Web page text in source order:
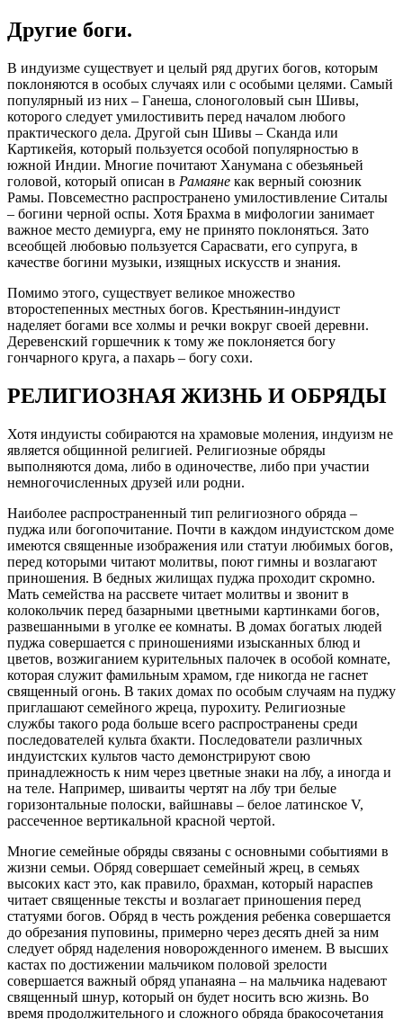
Другие боги.
В индуизме существует и целый ряд других богов, которым
поклоняются в особых случаях или с особыми целями. Самый
популярный из них – Ганеша, слоноголовый сын Шивы,
которого следует умилостивить перед началом любого
практического дела. Другой сын Шивы – Сканда или
Картикейя, который пользуется особой популярностью в
южной Индии. Многие почитают Ханумана с обезьяньей
головой, который описан в Рамаяне как верный союзник
Рамы. Повсеместно распространено умилостивление Ситалы
– богини черной оспы. Хотя Брахма в мифологии занимает
важное место демиурга, ему не принято поклоняться. Зато
всеобщей любовью пользуется Сарасвати, его супруга, в
качестве богини музыки, изящных искусств и знания.
Помимо этого, существует великое множество
второстепенных местных богов. Крестьянин-индуист
наделяет богами все холмы и речки вокруг своей деревни.
Деревенский горшечник к тому же поклоняется богу
гончарного круга, а пахарь – богу сохи.
РЕЛИГИОЗНАЯ ЖИЗНЬ И ОБРЯДЫ
Хотя индуисты собираются на храмовые моления, индуизм не
является общинной религией. Религиозные обряды
выполняются дома, либо в одиночестве, либо при участии
немногочисленных друзей или родни.
Наиболее распространенный тип религиозного обряда –
пуджа или богопочитание. Почти в каждом индуистском доме
имеются священные изображения или статуи любимых богов,
перед которыми читают молитвы, поют гимны и возлагают
приношения. В бедных жилищах пуджа проходит скромно.
Мать семейства на рассвете читает молитвы и звонит в
колокольчик перед базарными цветными картинками богов,
развешанными в уголке ее комнаты. В домах богатых людей
пуджа совершается с приношениями изысканных блюд и
цветов, возжиганием курительных палочек в особой комнате,
которая служит фамильным храмом, где никогда не гаснет
священный огонь. В таких домах по особым случаям на пуджу
приглашают семейного жреца, пурохиту. Религиозные
службы такого рода больше всего распространены среди
последователей культа бхакти. Последователи различных
индуистских культов часто демонстрируют свою
принадлежность к ним через цветные знаки на лбу, а иногда и
на теле. Например, шиваиты чертят на лбу три белые
горизонтальные полоски, вайшнавы – белое латинское V,
рассеченное вертикальной красной чертой.
Многие семейные обряды связаны с основными событиями в
жизни семьи. Обряд совершает семейный жрец, в семьях
высоких каст это, как правило, брахман, который нараспев
читает священные тексты и возлагает приношения перед
статуями богов. Обряд в честь рождения ребенка совершается
до обрезания пуповины, примерно через десять дней за ним
следует обряд наделения новорожденного именем. В высших
кастах по достижении мальчиком половой зрелости
совершается важный обряд упанаяна – на мальчика надевают
священный шнур, который он будет носить всю жизнь. Во
время продолжительного и сложного обряда бракосочетания